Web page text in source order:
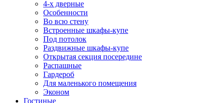
4-х дверные
Особенности
Во всю стену
Встроенные шкафы-купе
Под потолок
Раздвижные шкафы-купе
Открытая секция посередине
Распашные
Гардероб
Для маленького помещения
Эконом
Гостиные